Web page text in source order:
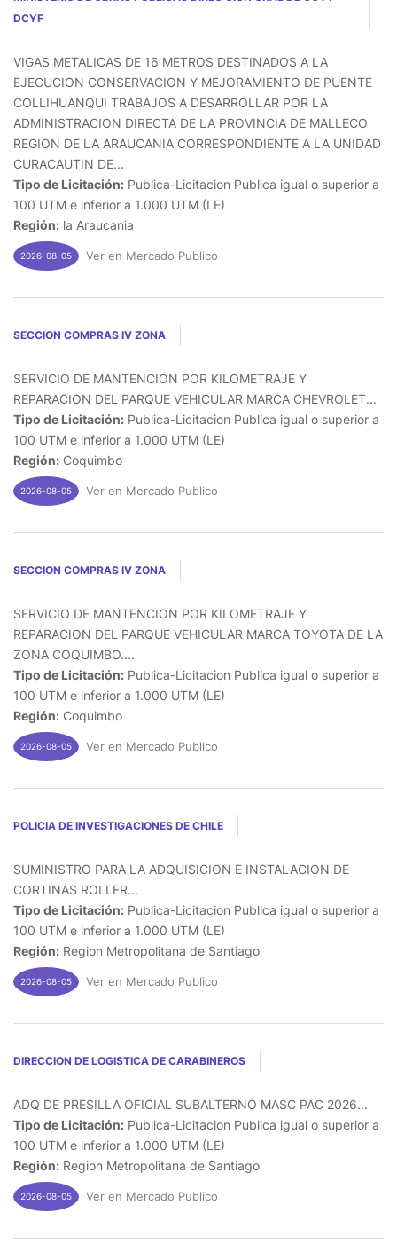
DCYF
VIGAS METALICAS DE 16 METROS DESTINADOS A LA
EJECUCION CONSERVACION Y MEJORAMIENTO DE PUENTE
COLLIHUANQUI TRABAJOS A DESARROLLAR POR LA
ADMINISTRACION DIRECTA DE LA PROVINCIA DE MALLECO
REGION DE LA ARAUCANIA CORRESPONDIENTE A LA UNIDAD
CURACAUTIN DE...
Tipo de Licitación: Publica-Licitacion Publica igual o superior a
100 UTM e inferior a 1.000 UTM (LE)
Región: la Araucania
2026-08-05 Ver en Mercado Publico
SECCION COMPRAS IV ZONA
SERVICIO DE MANTENCION POR KILOMETRAJE Y
REPARACION DEL PARQUE VEHICULAR MARCA CHEVROLET...
Tipo de Licitación: Publica-Licitacion Publica igual o superior a
100 UTM e inferior a 1.000 UTM (LE)
Región: Coquimbo
2026-08-05 Ver en Mercado Publico
SECCION COMPRAS IV ZONA
SERVICIO DE MANTENCION POR KILOMETRAJE Y
REPARACION DEL PARQUE VEHICULAR MARCA TOYOTA DE LA
ZONA COQUIMBO....
Tipo de Licitación: Publica-Licitacion Publica igual o superior a
100 UTM e inferior a 1.000 UTM (LE)
Región: Coquimbo
2026-08-05 Ver en Mercado Publico
POLICIA DE INVESTIGACIONES DE CHILE
SUMINISTRO PARA LA ADQUISICION E INSTALACION DE
CORTINAS ROLLER...
Tipo de Licitación: Publica-Licitacion Publica igual o superior a
100 UTM e inferior a 1.000 UTM (LE)
Región: Region Metropolitana de Santiago
2026-08-05 Ver en Mercado Publico
DIRECCION DE LOGISTICA DE CARABINEROS
ADQ DE PRESILLA OFICIAL SUBALTERNO MASC PAC 2026...
Tipo de Licitación: Publica-Licitacion Publica igual o superior a
100 UTM e inferior a 1.000 UTM (LE)
Región: Region Metropolitana de Santiago
2026-08-05 Ver en Mercado Publico